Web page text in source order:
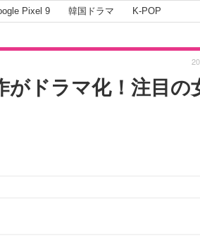
Pixel 9 韓国ドラマ K-POP
ドラマ化！注目の